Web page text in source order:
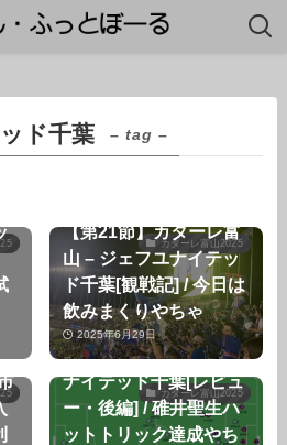
ド千葉 – tag –
カターレ富山2025
【第21節】カターレ富
山 – ジェフユナイテッ
ド千葉[観戦記] / 今日は
飲みまくりやちゃ
2025年6月29日
カターレ富山2025
【ルヴァン杯1回戦】カ
ターレ富山 – ジェフユ
ナイテッド千葉[レビュ
ー・後編] / 碓井聖生ハ
ットトリック達成やち